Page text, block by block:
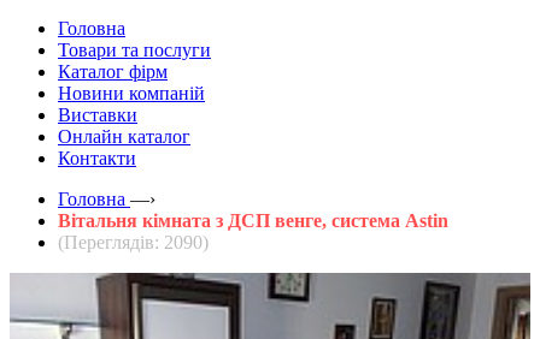
Головна
Товари та послуги
Каталог фірм
Новини компаній
Виставки
Онлайн каталог
Контакти
Головна —›
Вітальня кімната з ДСП венге, система Astin
(Переглядів: 2090)